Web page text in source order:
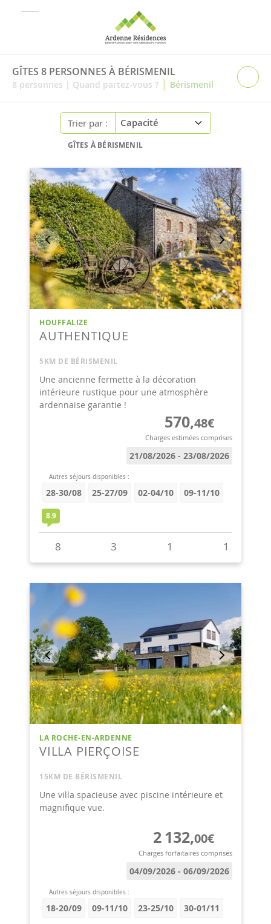
GÎTES 8 PERSONNES À BÉRISMENIL
8 personnes | Quand partez-vous ? | Bérismenil
Trier par :
GÎTES À BÉRISMENIL